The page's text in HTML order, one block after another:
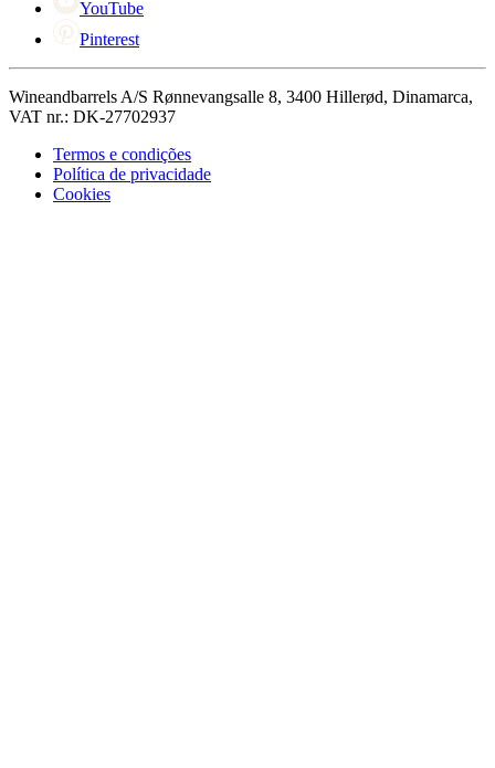
YouTube
Pinterest
Wineandbarrels A/S Rønnevangsalle 8, 3400 Hillerød, Dinamarca,
VAT nr.: DK-27702937
Termos e condições
Política de privacidade
Cookies